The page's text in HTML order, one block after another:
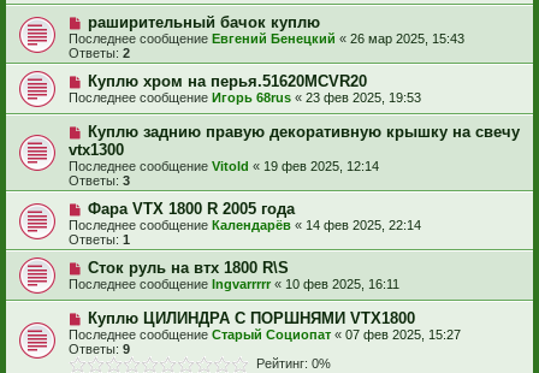
раширительный бачок куплю
Последнее сообщение Евгений Бенецкий « 26 мар 2025, 15:43
Ответы: 2
Куплю хром на перья.51620MCVR20
Последнее сообщение Игорь 68rus « 23 фев 2025, 19:53
Куплю заднию правую декоративную крышку на свечу
vtx1300
Последнее сообщение Vitold « 19 фев 2025, 12:14
Ответы: 3
Фара VTX 1800 R 2005 года
Последнее сообщение Календарёв « 14 фев 2025, 22:14
Ответы: 1
Сток руль на втх 1800 R\S
Последнее сообщение Ingvarrrrr « 10 фев 2025, 16:11
Куплю ЦИЛИНДРА С ПОРШНЯМИ VTX1800
Последнее сообщение Старый Социопат « 07 фев 2025, 15:27
Ответы: 9
Рейтинг: 0%